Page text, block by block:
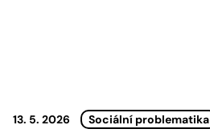
13. 5. 2026 Sociální problematika